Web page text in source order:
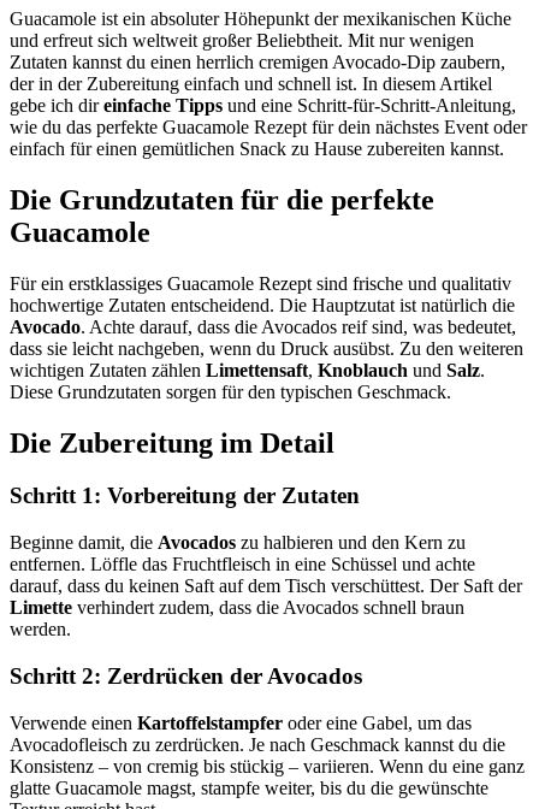
Guacamole ist ein absoluter Höhepunkt der mexikanischen Küche
und erfreut sich weltweit großer Beliebtheit. Mit nur wenigen
Zutaten kannst du einen herrlich cremigen Avocado-Dip zaubern,
der in der Zubereitung einfach und schnell ist. In diesem Artikel
gebe ich direinfache Tipps und eine Schritt-für-Schritt-Anleitung,
wie du das perfekte Guacamole Rezept für dein nächstes Event oder
einfach für einen gemütlichen Snack zu Hause zubereiten kannst.
Die Grundzutaten für die perfekte
Guacamole
Für ein erstklassiges Guacamole Rezept sind frische und qualitativ
hochwertige Zutaten entscheidend. Die Hauptzutat ist natürlich die
Avocado. Achte darauf, dass die Avocados reif sind, was bedeutet,
dass sie leicht nachgeben, wenn du Druck ausübst. Zu den weiteren
wichtigen Zutaten zählen Limettensaft, Knoblauch und Salz.
Diese Grundzutaten sorgen für den typischen Geschmack.
Die Zubereitung im Detail
Schritt 1: Vorbereitung der Zutaten
Beginne damit, die Avocados zu halbieren und den Kern zu
entfernen. Löffle das Fruchtfleisch in eine Schüssel und achte
darauf, dass du keinen Saft auf dem Tisch verschüttest. Der Saft der
Limette verhindert zudem, dass die Avocados schnell braun
werden.
Schritt 2: Zerdrücken der Avocados
Verwende einen Kartoffelstampfer oder eine Gabel, um das
Avocadofleisch zu zerdrücken. Je nach Geschmack kannst du die
Konsistenz – von cremig bis stückig – variieren. Wenn du eine ganz
glatte Guacamole magst, stampfe weiter, bis du die gewünschte